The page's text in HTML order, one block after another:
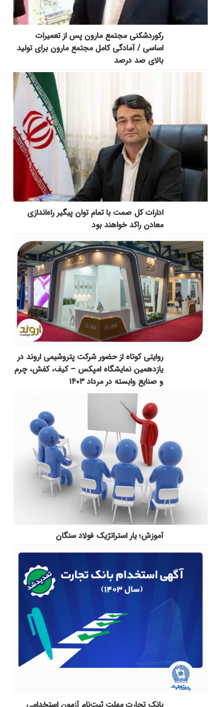
رکوردشکنی مجتمع مارون پس از تعمیرات
اساسی / آمادگی کامل مجتمع مارون برای تولید
بالای صد درصد
ادارات کل صمت با تمام توان پیگیر راه‌اندازی
معادن راکد خواهند بود
روایتی کوتاه از حضور شرکت پتروشیمی اروند در
یازدهمین نمایشگاه امپکس‌ – کیف، کفش، چرم
و صنایع وابسته در مرداد ۱۴۰۳
آموزش؛ یار استراتژیک فولاد سنگان